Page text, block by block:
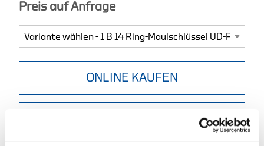
Preis auf Anfrage
ONLINE KAUFEN